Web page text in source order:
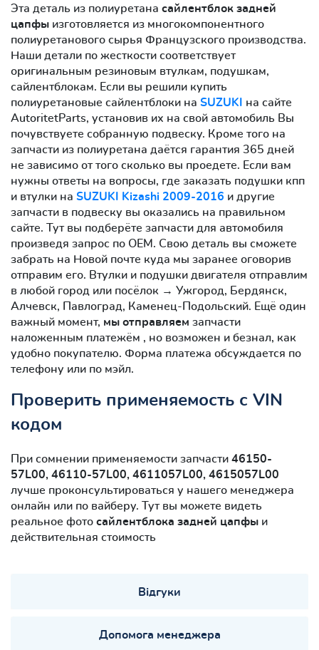
Эта деталь из полиуретана сайлентблок задней
цапфы изготовляется из многокомпонентного
полиуретанового сырья Французского производства.
Наши детали по жесткости соответствует
оригинальным резиновым втулкам, подушкам,
сайлентблокам. Если вы решили купить
полиуретановые сайлентблоки на SUZUKI
на сайте
AutoritetParts, установив их на свой автомобиль Вы
почувствуете собранную подвеску. Кроме того на
запчасти из полиуретана даётся гарантия 365 дней
не зависимо от того сколько вы проедете. Если вам
нужны ответы на вопросы, где заказать подушки кпп
и втулки на SUZUKI Kizashi 2009-2016 и другие
запчасти в подвеску вы оказались на правильном
сайте. Тут вы подберёте запчасти для автомобиля
произведя запрос по OEM. Свою деталь вы сможете
забрать на Новой почте куда мы заранее оговорив
отправим его. Втулки и подушки двигателя отправлим
в любой город или посёлок → Ужгород, Бердянск,
Алчевск, Павлоград, Каменец-Подольский. Ещё один
важный момент, мы отправляем запчасти
наложенным платежём , но возможен и безнал, как
удобно покупателю. Форма платежа обсуждается по
телефону или по мэйл.
Проверить применяемость с VIN
кодом
При сомнении применяемости запчасти 46150-
57L00, 46110-57L00, 4611057L00, 4615057L00
лучше проконсультироваться у нашего менеджера
онлайн или по вайберу. Тут вы можете видеть
реальное фото сайлентблокa задней цапфы и
действительная стоимость
Відгуки
Допомога менеджера